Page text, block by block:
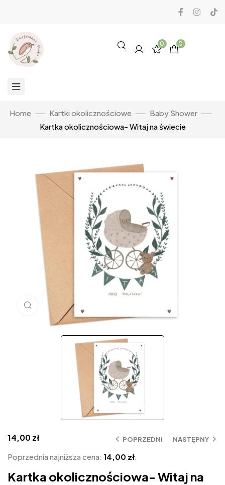
0 0
Home Kartki okolicznościowe
Baby Shower
Kartka okolicznościowa- Witaj na świecie
Click to enlarge
POPRZEDNI NASTĘPNY
14,00zł
Poprzednia najniższa cena: 14,00 zł.
Kartka okolicznościowa- Witaj na